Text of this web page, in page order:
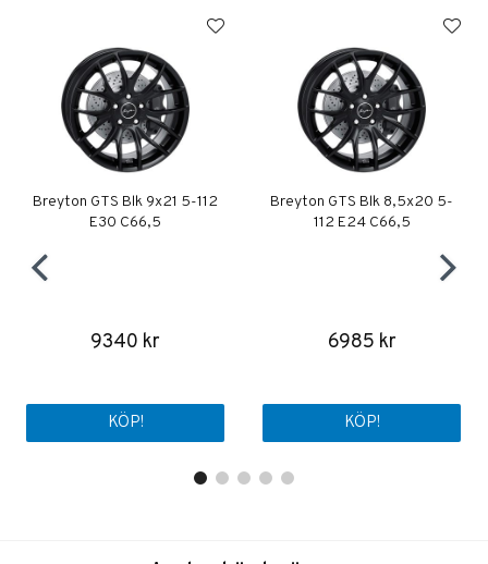
Breyton GTS Blk 9x21 5-112
E30 C66,5
9340 kr
KÖP!
Breyton GTS Blk 8,5x20 5-
112 E24 C66,5
6985 kr
KÖP!